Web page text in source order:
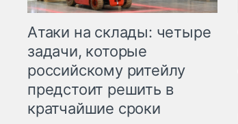
Атаки на склады: четыре
задачи, которые
российскому ритейлу
предстоит решить в
кратчайшие сроки